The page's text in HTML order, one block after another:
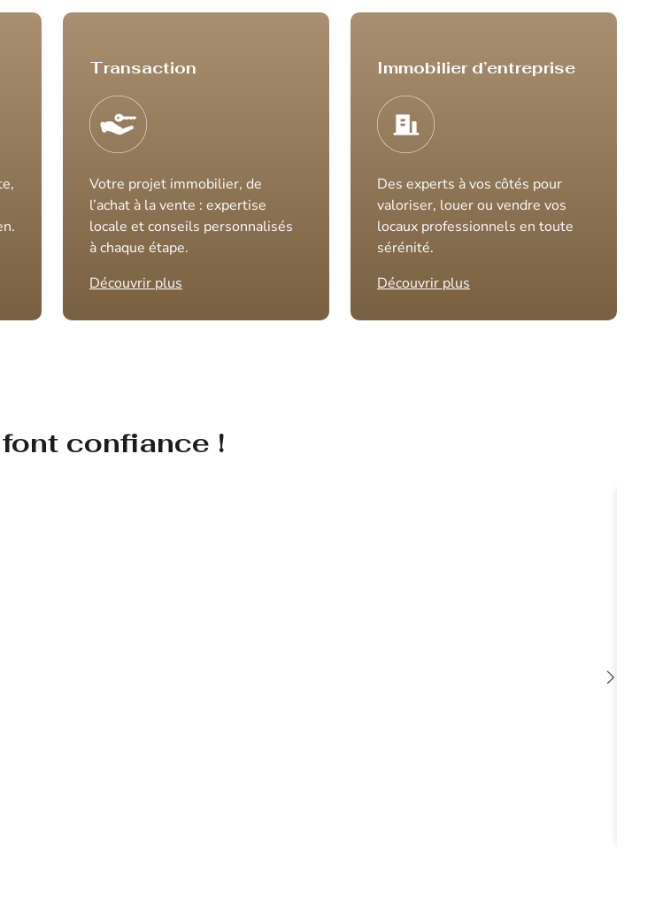
Transaction
Votre projet immobilier, de
l’achat à la vente : expertise
locale et conseils personnalisés
à chaque étape.
Découvrir plus
Immobilier d’entreprise
Des experts à vos côtés pour
valoriser, louer ou vendre vos
locaux professionnels en toute
sérénité.
Découvrir plus
confiance !